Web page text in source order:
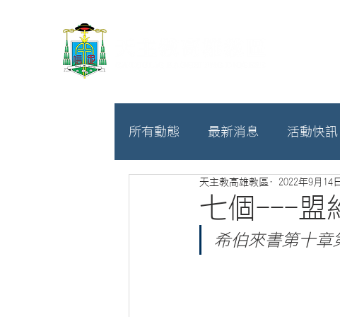
所有動態 最新消息 活動快訊
募款相關
七個---盟
天主教高雄教區 2022年9月14日
希伯來書第十章